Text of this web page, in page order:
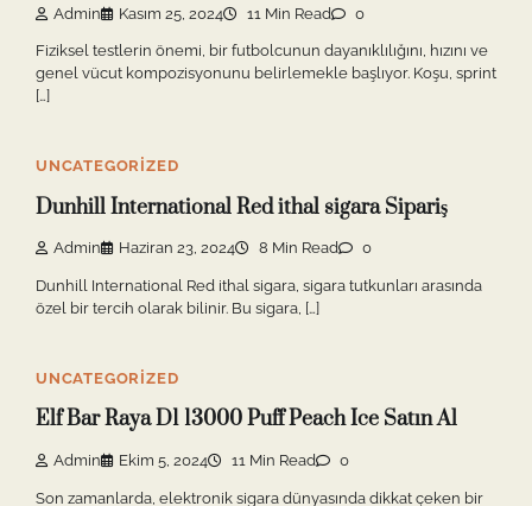
Admin Kasım 25, 2024 11 Min Read 0
Fiziksel testlerin önemi, bir futbolcunun dayanıklılığını, hızını ve
genel vücut kompozisyonunu belirlemekle başlıyor. Koşu, sprint
[…]
UNCATEGORIZED
Dunhill International Red ithal sigara Sipariş
Admin Haziran 23, 2024 8 Min Read 0
Dunhill International Red ithal sigara, sigara tutkunları arasında
özel bir tercih olarak bilinir. Bu sigara, […]
UNCATEGORIZED
Elf Bar Raya D1 13000 Puff Peach Ice Satın Al
Admin Ekim 5, 2024 11 Min Read 0
Son zamanlarda, elektronik sigara dünyasında dikkat çeken bir